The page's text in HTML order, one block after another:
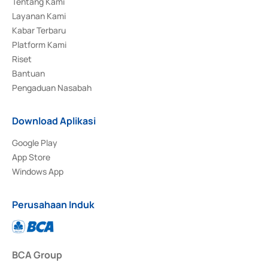
Layanan Kami
Kabar Terbaru
Platform Kami
Riset
Bantuan
Pengaduan Nasabah
Download Aplikasi
Google Play
App Store
Windows App
Perusahaan Induk
BCA Group